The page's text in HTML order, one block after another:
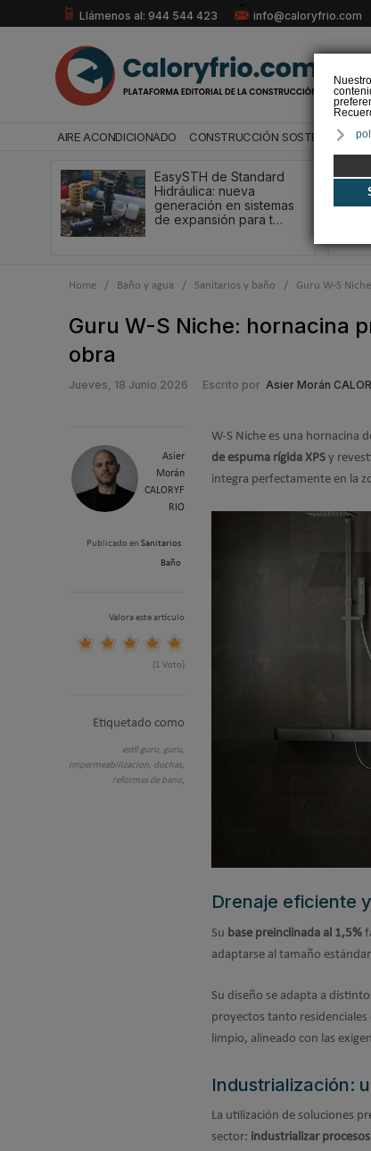
Llámenos al: 944 544 423 info@caloryfrio.com
AIRE ACONDICIONADO CONSTRUCCIÓN SOSTENIBLE
EasySTH de Standard
Hidráulica: nueva
generación en sistemas
de expansión para t…
Home / Baño y agua / Sanitarios y baño / Guru W-S
Guru W-S Niche: hornacina
obra
Jueves, 18 Junio 2026 Escrito por Asier Morán
Asier
Morán
CALORYF
RIO
Publicado en Sanitarios
Baño
Valora este artículo
(1 Voto)
Etiquetado como
estil guru, guru,
impermeabilizacion, duchas,
reformas de bano,
W-S Niche es una hornacina
de espuma rígida XPS y
integra perfectamente en la
Drenaje eficiente
Su base preinclinada al 1,5%
adaptarse al tamaño
Su diseño se adapta a
proyectos tanto
limpio, alineado con las
Industrialización:
La utilización de soluciones
sector: industrializar procesos